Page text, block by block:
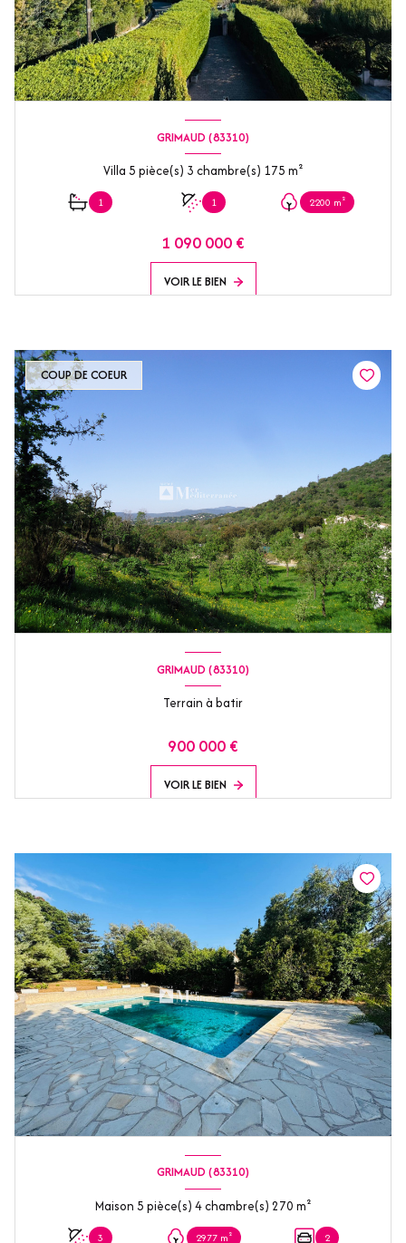
GRIMAUD (83310)
Villa 5 pièce(s) 3 chambre(s) 175 m²
1 1 2200 m²
1 090 000 €
VOIR LE BIEN
COUP DE COEUR
GRIMAUD (83310)
Terrain à batir
900 000 €
VOIR LE BIEN
GRIMAUD (83310)
Maison 5 pièce(s) 4 chambre(s) 270 m²
3 2977 m² 2